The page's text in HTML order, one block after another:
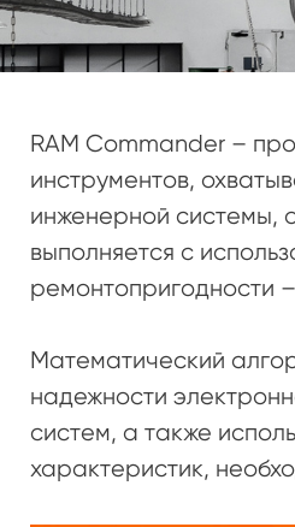
RAM Commander –
инструментов,
инженерной системы,
выполняется с
ремонтопригодности
Математический
надежности
систем, а также
характеристик,